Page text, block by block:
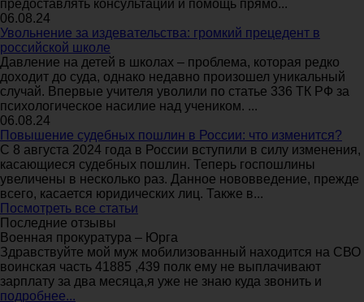
предоставлять консультации и помощь прямо...
06.08.24
Увольнение за издевательства: громкий прецедент в
российской школе
Давление на детей в школах – проблема, которая редко
доходит до суда, однако недавно произошел уникальный
случай. Впервые учителя уволили по статье 336 ТК РФ за
психологическое насилие над учеником. ...
06.08.24
Повышение судебных пошлин в России: что изменится?
С 8 августа 2024 года в России вступили в силу изменения,
касающиеся судебных пошлин. Теперь госпошлины
увеличены в несколько раз. Данное нововведение, прежде
всего, касается юридических лиц. Также в...
Посмотреть все статьи
Последние отзывы
Военная прокуратура – Юрга
Здравствуйте мой муж мобилизованный находится на СВО
воинская часть 41885 ,439 полк ему не выплачивают
зарплату за два месяца,я уже не знаю куда звонить и
подробнее...